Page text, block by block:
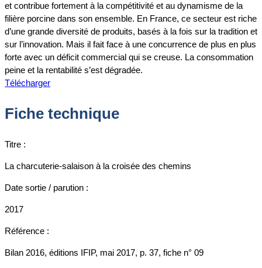
et contribue fortement à la compétitivité et au dynamisme de la
filière porcine dans son ensemble. En France, ce secteur est riche
d’une grande diversité de produits, basés à la fois sur la tradition et
sur l’innovation. Mais il fait face à une concurrence de plus en plus
forte avec un déficit commercial qui se creuse. La consommation
peine et la rentabilité s’est dégradée.
Télécharger
Fiche technique
Titre :
La charcuterie-salaison à la croisée des chemins
Date sortie / parution :
2017
Référence :
Bilan 2016, éditions IFIP, mai 2017, p. 37, fiche n° 09